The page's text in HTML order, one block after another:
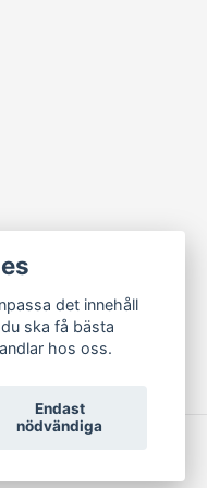
det innehåll
ska få bästa
hos oss.
Endast
nödvändiga